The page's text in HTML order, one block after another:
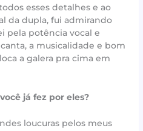
esses detalhes e ao
da dupla, fui admirando
pela potência vocal e
a musicalidade e bom
a galera pra cima em
já fez por eles?
loucuras pelos meus